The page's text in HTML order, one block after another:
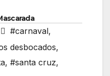
#carnaval,
desbocados,
, #santa cruz,